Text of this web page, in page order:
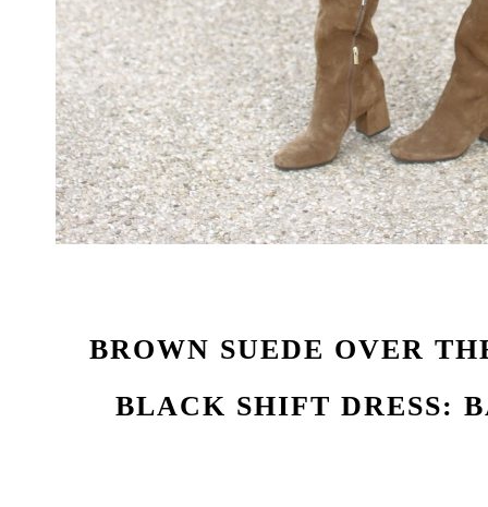
BROWN SUEDE OVER
BLACK SHIFT DRESS: